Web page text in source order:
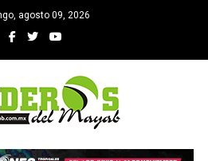
agosto 09, 2026
MAYAB